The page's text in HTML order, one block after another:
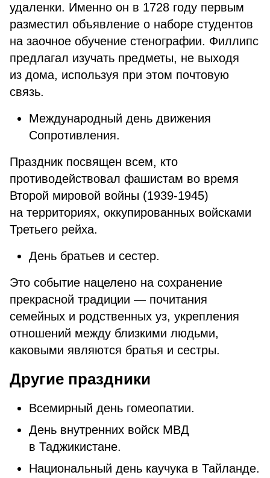
удаленки. Именно он в 1728 году первым
разместил объявление о наборе студентов
на заочное обучение стенографии. Филлипс
предлагал изучать предметы, не выходя
из дома, используя при этом почтовую
связь.
Международный день движения
Сопротивления.
Праздник посвящен всем, кто
противодействовал фашистам во время
Второй мировой войны (1939-1945)
на территориях, оккупированных войсками
Третьего рейха.
День братьев и сестер.
Это событие нацелено на сохранение
прекрасной традиции — почитания
семейных и родственных уз, укрепления
отношений между близкими людьми,
каковыми являются братья и сестры.
Другие праздники
Всемирный день гомеопатии.
День внутренних войск МВД
в Таджикистане.
Национальный день каучука в Тайланде.